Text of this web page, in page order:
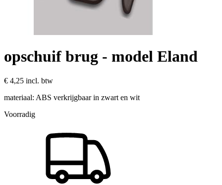
opschuif brug - model Eland
€ 4,25 incl. btw
materiaal: ABS verkrijgbaar in zwart en wit
Voorradig